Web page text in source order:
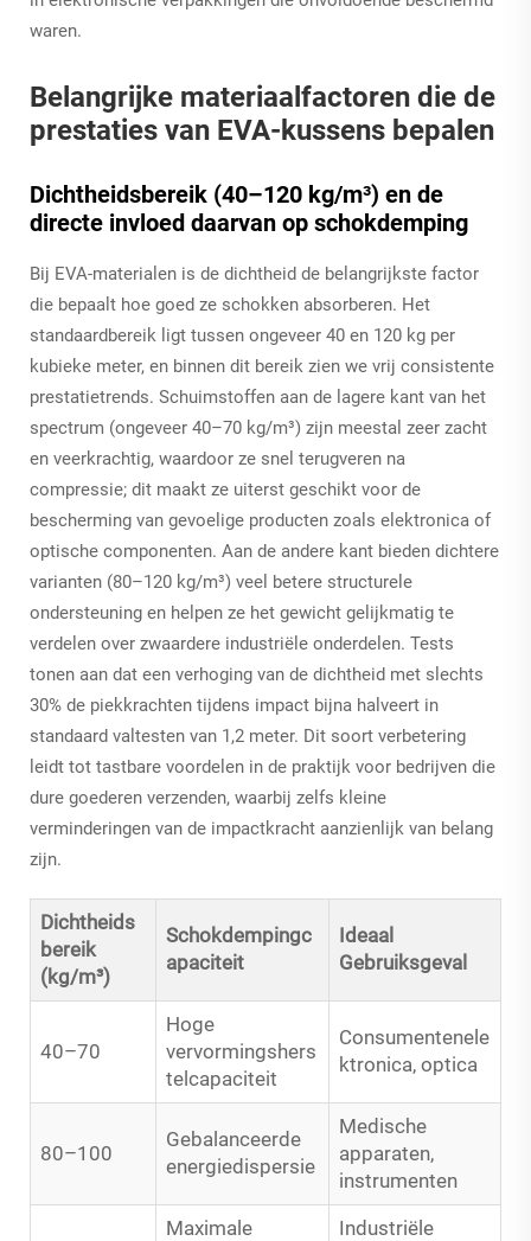
waren.
Belangrijke materiaalfactoren die de
prestaties van EVA-kussens bepalen
Dichtheidsbereik (40–120 kg/m³) en de
directe invloed daarvan op schokdemping
Bij EVA-materialen is de dichtheid de belangrijkste factor
die bepaalt hoe goed ze schokken absorberen. Het
standaardbereik ligt tussen ongeveer 40 en 120 kg per
kubieke meter, en binnen dit bereik zien we vrij consistente
prestatietrends. Schuimstoffen aan de lagere kant van het
spectrum (ongeveer 40–70 kg/m³) zijn meestal zeer zacht
en veerkrachtig, waardoor ze snel terugveren na
compressie; dit maakt ze uiterst geschikt voor de
bescherming van gevoelige producten zoals elektronica of
optische componenten. Aan de andere kant bieden dichtere
varianten (80–120 kg/m³) veel betere structurele
ondersteuning en helpen ze het gewicht gelijkmatig te
verdelen over zwaardere industriële onderdelen. Tests
tonen aan dat een verhoging van de dichtheid met slechts
30% de piekkrachten tijdens impact bijna halveert in
standaard valtesten van 1,2 meter. Dit soort verbetering
leidt tot tastbare voordelen in de praktijk voor bedrijven die
dure goederen verzenden, waarbij zelfs kleine
verminderingen van de impactkracht aanzienlijk van belang
zijn.
Dichtheids
bereik
(kg/m³)
Schokdempingc
apaciteit
Ideaal
Gebruiksgeval
40–70
Hoge
vervormingshers
telcapaciteit
Consumentenele
ktronica, optica
80–100
Gebalanceerde
energiedispersie
Medische
apparaten,
instrumenten
Maximale
Industriële